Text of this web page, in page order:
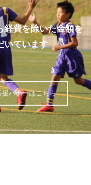
経費を除いた金額を
いています
援バナーはこちら